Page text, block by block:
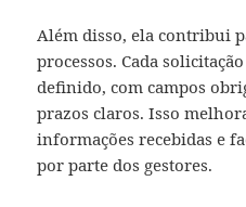
Além disso, ela contribui
processos. Cada
definido, com campos
prazos claros. Isso
informações recebidas e
por parte dos gestores.